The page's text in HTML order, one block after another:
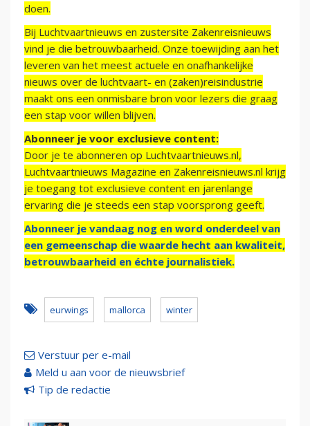
doen.
Bij Luchtvaartnieuws en zustersite Zakenreisnieuws
vind je die betrouwbaarheid. Onze toewijding aan het
leveren van het meest actuele en onafhankelijke
nieuws over de luchtvaart- en (zaken)reisindustrie
maakt ons een onmisbare bron voor lezers die graag
een stap voor willen blijven.
Abonneer je voor exclusieve content:
Door je te abonneren op Luchtvaartnieuws.nl,
Luchtvaartnieuws Magazine en Zakenreisnieuws.nl krijg
je toegang tot exclusieve content en jarenlange
ervaring die je steeds een stap voorsprong geeft.
Abonneer je vandaag nog en word onderdeel van
een gemeenschap die waarde hecht aan kwaliteit,
betrouwbaarheid en échte journalistiek.
eurwings mallorca winter
Verstuur per e-mail
Meld u aan voor de nieuwsbrief
Tip de redactie